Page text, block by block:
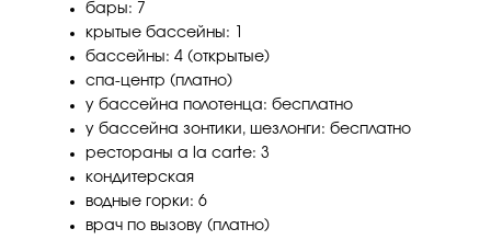
бары: 7
крытые бассейны: 1
бассейны: 4 (открытые)
спа-центр (платно)
у бассейна полотенца: бесплатно
у бассейна зонтики, шезлонги: бесплатно
рестораны a la carte: 3
кондитерская
водные горки: 6
врач по вызову (платно)